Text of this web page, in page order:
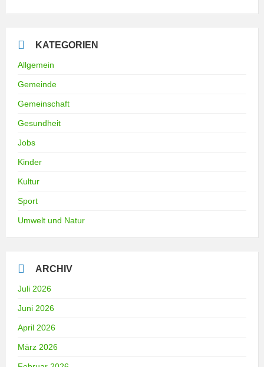
KATEGORIEN
Allgemein
Gemeinde
Gemeinschaft
Gesundheit
Jobs
Kinder
Kultur
Sport
Umwelt und Natur
ARCHIV
Juli 2026
Juni 2026
April 2026
März 2026